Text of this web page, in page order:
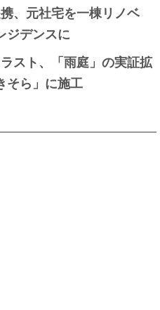
、元社宅を一棟リノベ
ジデンスに
スト、「雨庭」の実証拡
そら」に施工